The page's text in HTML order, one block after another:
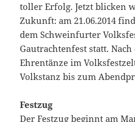
toller Erfolg. Jetzt blicken
Zukunft: am 21.06.2014
dem Schweinfurter
Gautrachtenfest statt.
Ehrentänze im
Volkstanz bis zum
Festzug
Der Festzug beginnt am